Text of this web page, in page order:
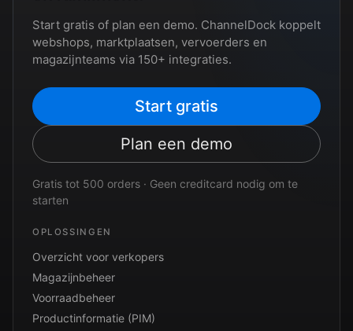
Start gratis of plan een demo. ChannelDock koppelt
webshops, marktplaatsen, vervoerders en
magazijnteams via 150+ integraties.
Start gratis
Plan een demo
Gratis tot 500 orders · Geen creditcard nodig om te
starten
OPLOSSINGEN
Overzicht voor verkopers
Magazijnbeheer
Voorraadbeheer
Productinformatie (PIM)